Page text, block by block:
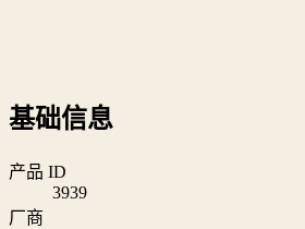
基础信息
产品 ID
3939
厂商